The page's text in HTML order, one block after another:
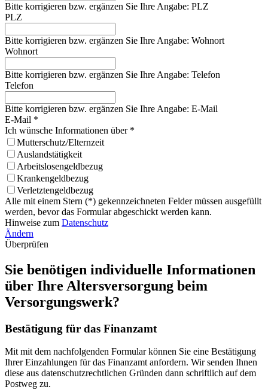
Bitte korrigieren bzw. ergänzen Sie Ihre Angabe: PLZ
PLZ
Bitte korrigieren bzw. ergänzen Sie Ihre Angabe: Wohnort
Wohnort
Bitte korrigieren bzw. ergänzen Sie Ihre Angabe: Telefon
Telefon
Bitte korrigieren bzw. ergänzen Sie Ihre Angabe: E-Mail
E-Mail *
Ich wünsche Informationen über *
Mutterschutz/Elternzeit
Auslandstätigkeit
Arbeitslosengeldbezug
Krankengeldbezug
Verletztengeldbezug
Alle mit einem Stern (*) gekennzeichneten Felder müssen ausgefüllt
werden, bevor das Formular abgeschickt werden kann.
Hinweise zum Datenschutz
Ändern
Überprüfen
Sie benötigen individuelle Informationen
über Ihre Altersversorgung beim
Versorgungswerk?
Bestätigung für das Finanzamt
Mit mit dem nachfolgenden Formular können Sie eine Bestätigung
Ihrer Einzahlungen für das Finanzamt anfordern. Wir senden Ihnen
diese aus datenschutzrechtlichen Gründen dann schriftlich auf dem
Postweg zu.